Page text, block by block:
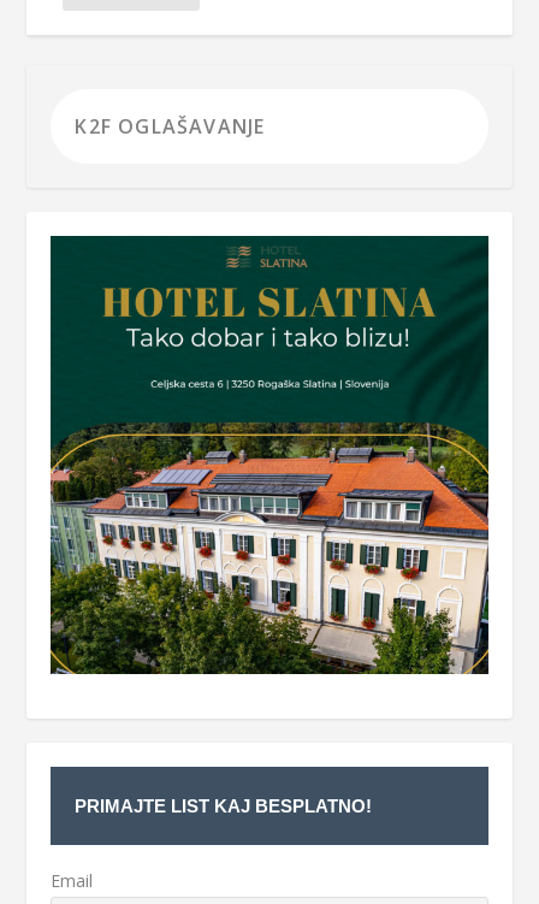
PRIMAJTE LIST KAJ BESPLATNO!
Email